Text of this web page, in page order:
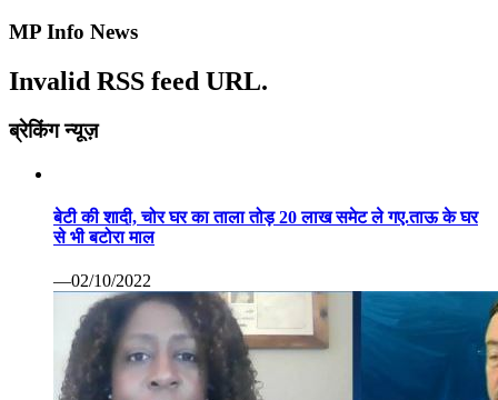
MP Info News
Invalid RSS feed URL.
ब्रेकिंग न्यूज़
बेटी की शादी, चोर घर का ताला तोड़ 20 लाख समेट ले गए.ताऊ के घर
से भी बटोरा माल
—02/10/2022